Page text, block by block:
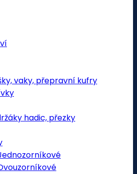
vaky, přepravní kufry
hadic, přezky